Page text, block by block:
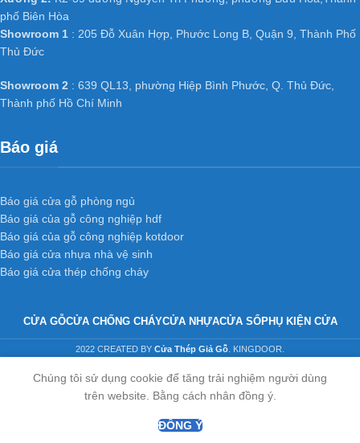
phố Biên Hòa
Showroom 1 : 205 Đỗ Xuân Hợp, Phước Long B, Quận 9, Thành Phố
Thủ Đức
Showroom 2 : 639 QL13, phường Hiệp Bình Phước, Q. Thủ Đức,
Thành phố Hồ Chí Minh
Báo giá
Báo giá cửa gỗ phòng ngủ
Báo giá của gỗ công nghiệp hdf
Báo giá của gỗ công nghiệp kotdoor
Báo giá cửa nhựa nhà vệ sinh
Báo giá cửa thép chống cháy
CỬA GỖCỬA CHỐNG CHÁYCỬA NHỰACỬA SỔPHỤ KIỆN CỬA
2022 CREATED BY Cửa Thép Giả Gỗ . KINGDOOR.
Chúng tôi sử dụng cookie để tăng trải nghiệm người dùng
trên website. Bằng cách nhân đồng ý.
ĐỒNG Ý